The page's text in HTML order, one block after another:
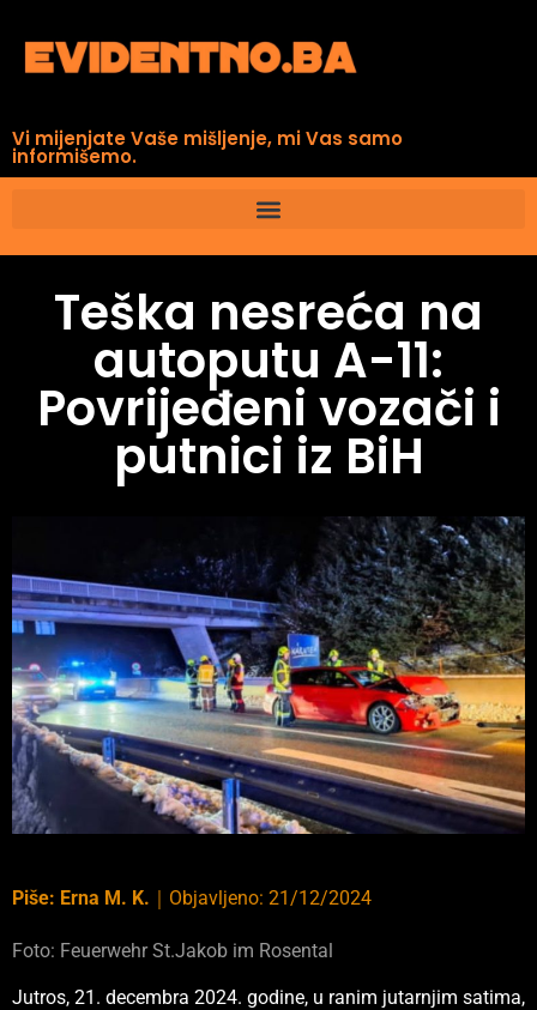
Vi mijenjate Vaše mišljenje, mi Vas samo
informišemo.
Teška nesreća na
autoputu A-11:
Povrijeđeni vozači i
putnici iz BiH
Piše: Erna M. K. Objavljeno: 21/12/2024
Foto: Feuerwehr St.Jakob im Rosental
Jutros, 21. decembra 2024. godine, u ranim jutarnjim satima,